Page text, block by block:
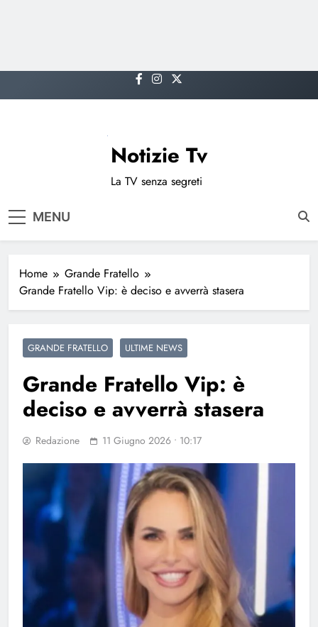
to
Notizie Tv
La TV senza segreti
MENU
Home
Grande Fratello
Grande Fratello Vip: è deciso e avverrà stasera
GRANDE FRATELLO ULTIME NEWS
Grande Fratello Vip: è
deciso e avverrà stasera
Redazione 11 Giugno 2026 • 10:17